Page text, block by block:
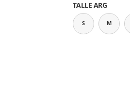
TALLE ARG
S M